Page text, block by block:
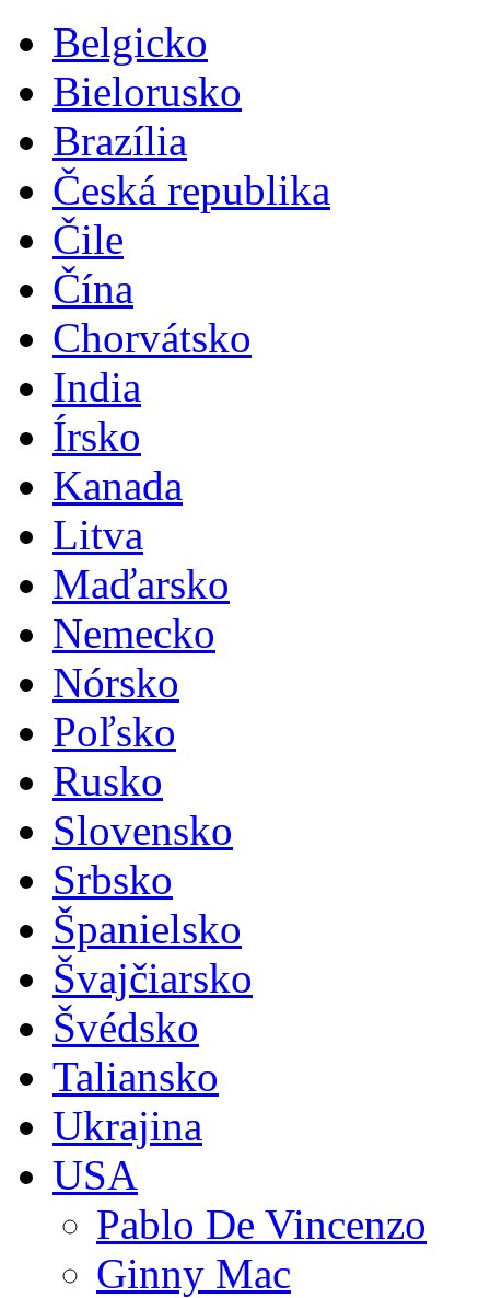
Belgicko
Bielorusko
Brazília
Česká republika
Čile
Čína
Chorvátsko
India
Írsko
Kanada
Litva
Maďarsko
Nemecko
Nórsko
Poľsko
Rusko
Slovensko
Srbsko
Španielsko
Švajčiarsko
Švédsko
Taliansko
Ukrajina
USA
Pablo De Vincenzo
Ginny Mac